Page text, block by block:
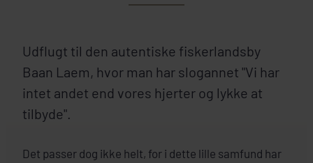
Udflugt til den autentiske fiskerlandsby
Baan Laem, hvor man har slogannet "Vi har
intet andet end vores hjerter og lykke at
tilbyde".
Det passer dog ikke helt, for i dette lille samfund har